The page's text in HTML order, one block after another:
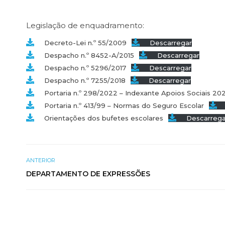
Legislação de enquadramento:
Decreto-Lei n.º 55/2009
Descarregar
Despacho n.º 8452-A/2015
Descarregar
Despacho n.º 5296/2017
Descarregar
Despacho n.º 7255/2018
Descarregar
Portaria n.º 298/2022 – Indexante Apoios Sociais
Portaria n.º 413/99 – Normas do Seguro Escolar
Orientações dos bufetes escolares
ANTERIOR
DEPARTAMENTO DE EXPRESSÕES